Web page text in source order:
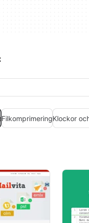
FilkomprimeringKlockor